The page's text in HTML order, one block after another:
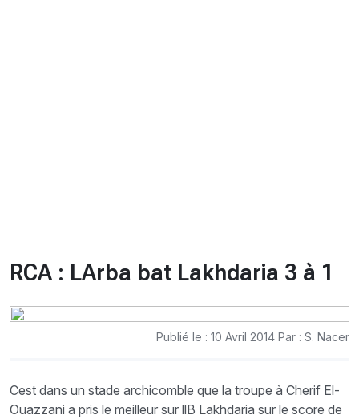
RCA : LArba bat Lakhdaria 3 à 1
Publié le : 10 Avril 2014 Par : S. Nacer
Cest dans un stade archicomble que la troupe à Cherif El-
Ouazzani a pris le meilleur sur llB Lakhdaria sur le score de